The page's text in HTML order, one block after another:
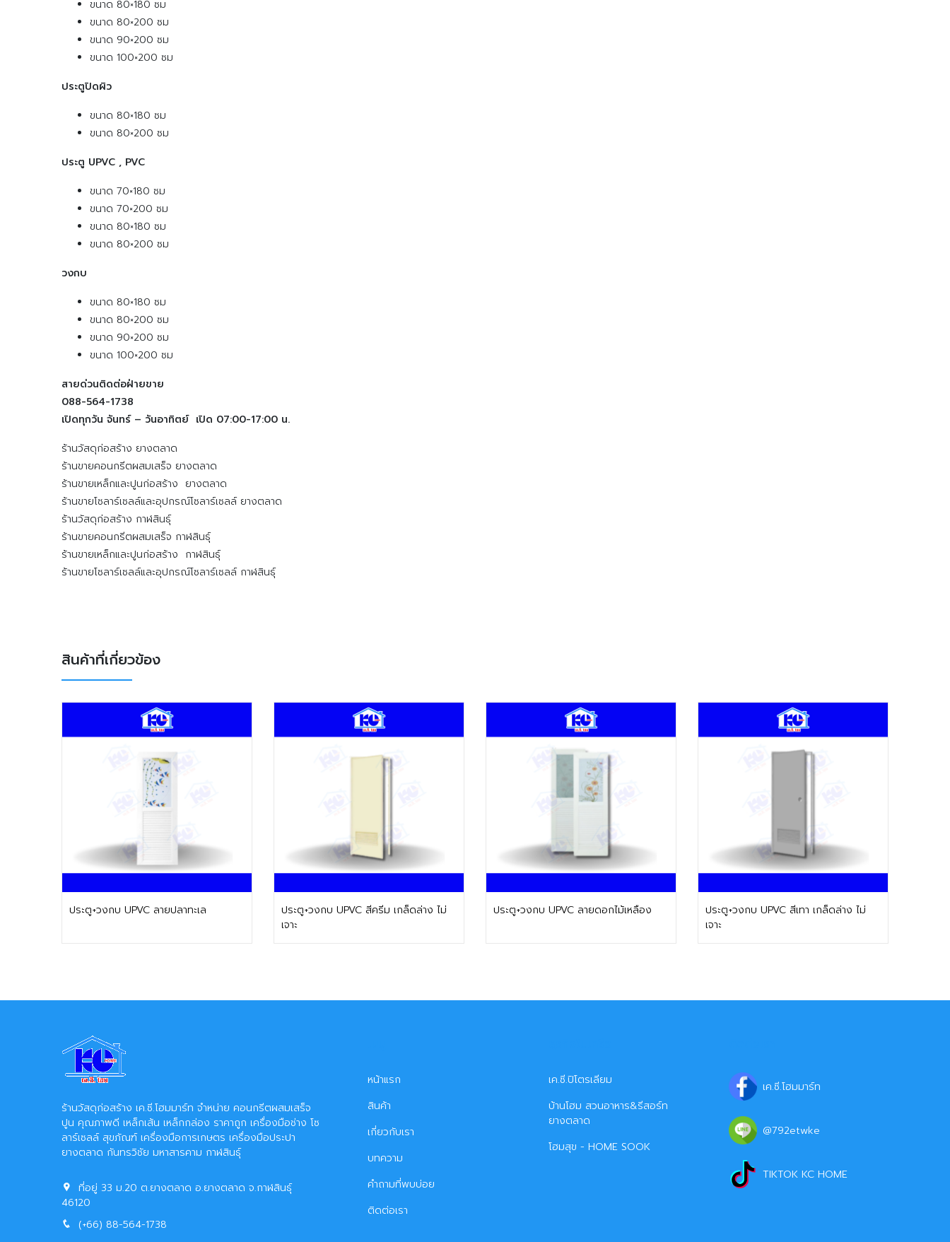
ขนาด 80×180 ซม
ขนาด 80×200 ซม
ขนาด 90×200 ซม
ขนาด 100×200 ซม
ประตูปิดผิว
ขนาด 80×180 ซม
ขนาด 80×200 ซม
ประตู UPVC , PVC
ขนาด 70×180 ซม
ขนาด 70×200 ซม
ขนาด 80×180 ซม
ขนาด 80×200 ซม
วงกบ
ขนาด 80×180 ซม
ขนาด 80×200 ซม
ขนาด 90×200 ซม
ขนาด 100×200 ซม
สายด่วนติดต่อฝ่ายขาย
088-564-1738
เปิดทุกวัน จันทร์ – วันอาทิตย์ เปิด 07:00-17:00 น.
ร้านวัสดุก่อสร้าง ยางตลาด
ร้านขายคอนกรีตผสมเสร็จ ยางตลาด
ร้านขายเหล็กและปูนก่อสร้าง ยางตลาด
ร้านขายโซลาร์เซลล์และอุปกรณ์โซลาร์เซลล์ ยางตลาด
ร้านวัสดุก่อสร้าง กาฬสินธุ์
ร้านขายคอนกรีตผสมเสร็จ กาฬสินธุ์
ร้านขายเหล็กและปูนก่อสร้าง กาฬสินธุ์
ร้านขายโซลาร์เซลล์และอุปกรณ์โซลาร์เซลล์ กาฬสินธุ์
สินค้าที่เกี่ยวข้อง
ประตู+วงกบ UPVC ลายปลาทะเล
ติดต่อฝ่ายขาย
ประตู+วงกบ UPVC สีครีม เกล็ดล่าง ไม่
เจาะ
ติดต่อฝ่ายขาย ประตู+วงกบ UPVC ลายดอกไม้เหลือง
ติดต่อฝ่ายขาย
ประตู+วงกบ UPVC สีเทา เกล็ดล่าง ไม่
เจาะ
ติดต่อฝ่ายขาย
ร้านวัสดุก่อสร้าง เค.ซี.โฮมมาร์ท จำหน่าย คอนกรีตผสมเสร็จ
ปูน คุณภาพดี เหล็กเส้น เหล็กกล่อง ราคาถูก เครื่องมือช่าง โซ
ลาร์เซลล์ สุขภัณฑ์ เครื่องมือการเกษตร เครื่องมือประปา
ยางตลาด กันทรวิชัย มหาสารคาม กาฬสินธุ์
ที่อยู่ 33 ม.20 ต.ยางตลาด อ.ยางตลาด จ.กาฬสินธุ์
46120
(+66) 88-564-1738
หน้าแรก
สินค้า
เกี่ยวกับเรา
บทความ
คำถามที่พบบ่อย
ติดต่อเรา
เค.ซี.ปิโตรเลียม
บ้านโฮม สวนอาหาร&รีสอร์ท
ยางตลาด
โฮมสุข - HOME SOOK
เค.ซี.โฮมมาร์ท
@792etwke
TIKTOK KC HOME